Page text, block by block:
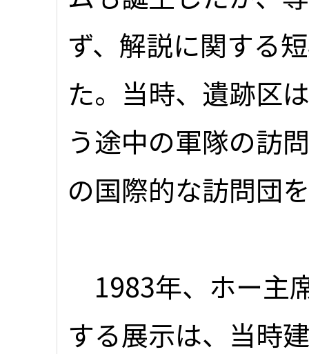
ず、解説に関する
た。当時、遺跡区
う途中の軍隊の訪
の国際的な訪問団
1983年、ホー主
する展示は、当時